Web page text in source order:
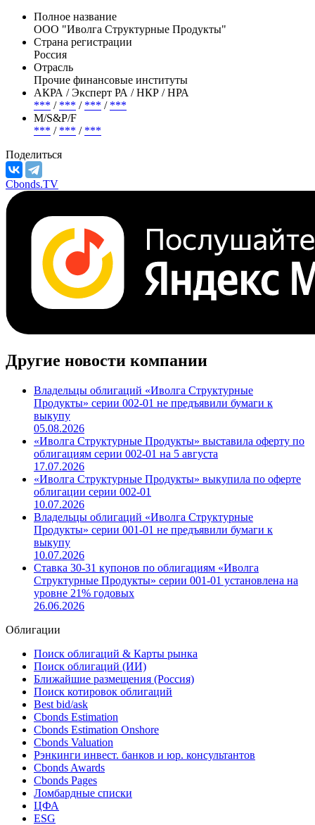
Полное название
ООО "Иволга Структурные Продукты"
Страна регистрации
Россия
Отрасль
Прочие финансовые институты
АКРА / Эксперт РА / НКР / НРА
*** / *** / *** / ***
М/S&P/F
*** / *** / ***
Поделиться
Cbonds.TV
Другие новости компании
Владельцы облигаций «Иволга Структурные
Продукты» серии 002-01 не предъявили бумаги к
выкупу
05.08.2026
«Иволга Структурные Продукты» выставила оферту по
облигациям серии 002-01 на 5 августа
17.07.2026
«Иволга Структурные Продукты» выкупила по оферте
облигации серии 002-01
10.07.2026
Владельцы облигаций «Иволга Структурные
Продукты» серии 001-01 не предъявили бумаги к
выкупу
10.07.2026
Ставка 30-31 купонов по облигациям «Иволга
Структурные Продукты» серии 001-01 установлена на
уровне 21% годовых
26.06.2026
Облигации
Поиск облигаций & Карты рынка
Поиск облигаций (ИИ)
Ближайшие размещения (Россия)
Поиск котировок облигаций
Best bid/ask
Cbonds Estimation
Cbonds Estimation Onshore
Cbonds Valuation
Рэнкинги инвест. банков и юр. консультантов
Cbonds Awards
Cbonds Pages
Ломбардные списки
ЦФА
ESG